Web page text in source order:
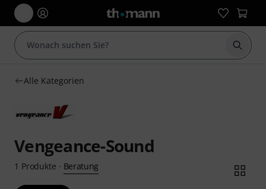
Suche
Alle Kategorien
Vengeance-Sound
1 Produkte · Beratung